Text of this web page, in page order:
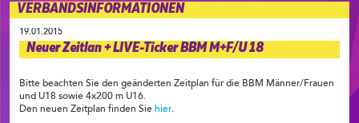
VERBANDSINFORMATIONEN
19.01.2015
Neuer Zeitlan + LIVE-Ticker BBM M+F/U 18
Bitte beachten Sie den geänderten Zeitplan für die BBM Männer/Frauen
und U18 sowie 4x200 m U16.
Den neuen Zeitplan finden Sie hier.